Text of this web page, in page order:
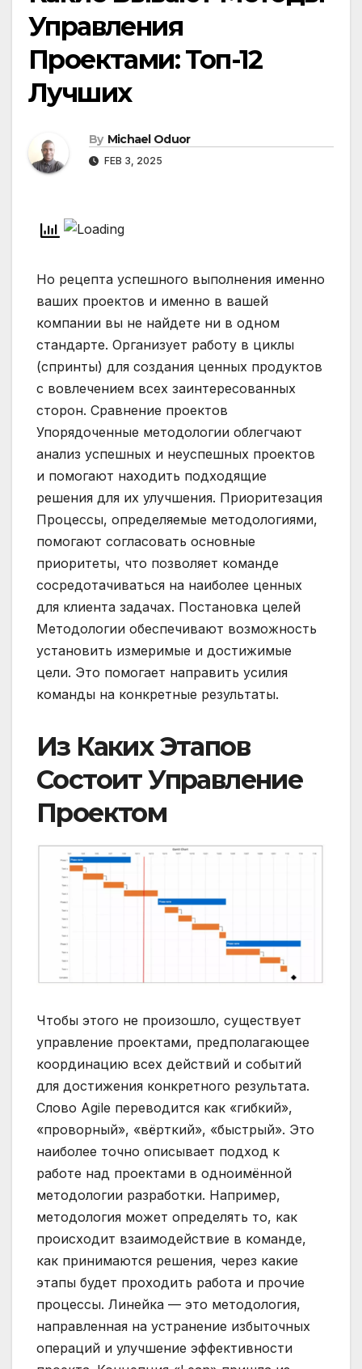
Управления
Проектами: Топ-12
Лучших
By Michael Oduor
FEB 3, 2025
Но рецепта успешного выполнения именно
ваших проектов и именно в вашей
компании вы не найдете ни в одном
стандарте. Организует работу в циклы
(спринты) для создания ценных продуктов
с вовлечением всех заинтересованных
сторон. Сравнение проектов
Упорядоченные методологии облегчают
анализ успешных и неуспешных проектов
и помогают находить подходящие
решения для их улучшения. Приоритезация
Процессы, определяемые методологиями,
помогают согласовать основные
приоритеты, что позволяет команде
сосредотачиваться на наиболее ценных
для клиента задачах. Постановка целей
Методологии обеспечивают возможность
установить измеримые и достижимые
цели. Это помогает направить усилия
команды на конкретные результаты.
Из Каких Этапов
Состоит Управление
Проектом
Чтобы этого не произошло, существует
управление проектами, предполагающее
координацию всех действий и событий
для достижения конкретного результата.
Слово Agile переводится как «гибкий»,
«проворный», «вёрткий», «быстрый». Это
наиболее точно описывает подход к
работе над проектами в одноимённой
методологии разработки. Например,
методология может определять то, как
происходит взаимодействие в команде,
как принимаются решения, через какие
этапы будет проходить работа и прочие
процессы. Линейка — это методология,
направленная на устранение избыточных
операций и улучшение эффективности